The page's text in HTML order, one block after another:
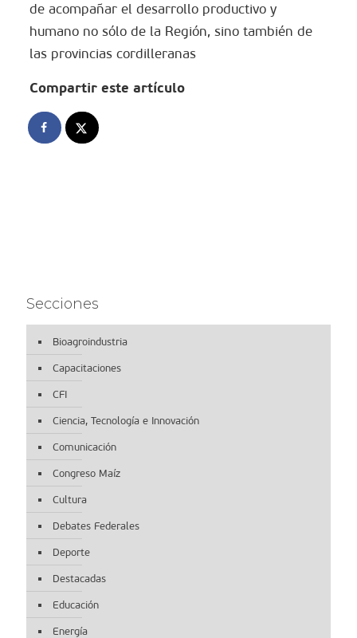
de acompañar el desarrollo productivo y
humano no sólo de la Región, sino también de
las provincias cordilleranas
Compartir este artículo
Secciones
Bioagroindustria
Capacitaciones
CFI
Ciencia, Tecnología e Innovación
Comunicación
Congreso Maíz
Cultura
Debates Federales
Deporte
Destacadas
Educación
Energía